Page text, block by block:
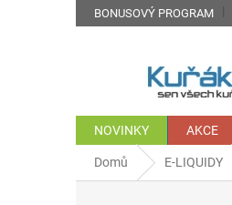
BONUSOVÝ PROGRAM
NOVINKY AKCE
Domů E-LIQUIDY